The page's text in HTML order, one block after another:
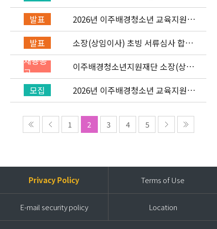
사업 안내(사업 마감)
발표
2026년 이주배경청소년 교육지원사
업 레인보우스쿨 개설기관 선정 결과
발표
소장(상임이사) 초빙 서류심사 합격
자 발표 및 면접 심사 안내
채용공
고
이주배경청소년지원재단 소장(상임
이사) 초빙 공고
모집
2026년 이주배경청소년 교육지원사
업 ‘레인보우스쿨’ 개설기관 신청 공
1 2 3 4 5
Privacy Policy Terms of Use
E-mail security policy Location